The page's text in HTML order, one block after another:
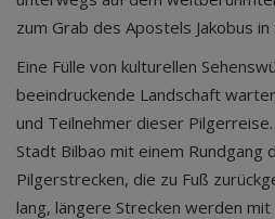
zum Grab des Apostels Jakobus
Eine Fülle von kulturellen
beeindruckende Landschaft
und Teilnehmer dieser
Stadt Bilbao mit einem Rundgang
Pilgerstrecken, die zu Fuß
lang, längere Strecken werden mit